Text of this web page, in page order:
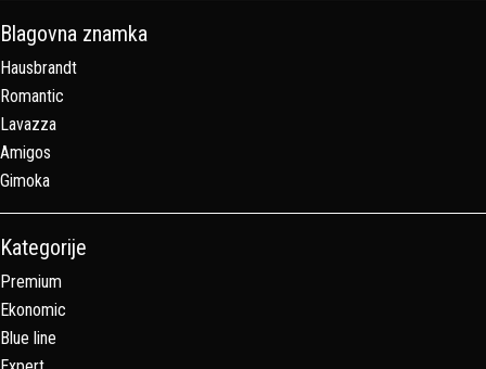
Blagovna znamka
Hausbrandt
Romantic
Lavazza
Amigos
Gimoka
Kategorije
Premium
Ekonomic
Blue line